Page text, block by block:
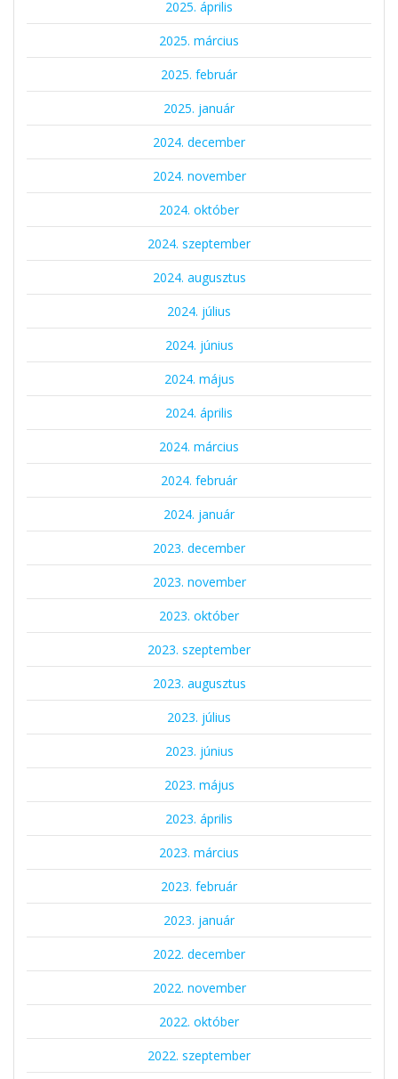
2025. április
2025. március
2025. február
2025. január
2024. december
2024. november
2024. október
2024. szeptember
2024. augusztus
2024. július
2024. június
2024. május
2024. április
2024. március
2024. február
2024. január
2023. december
2023. november
2023. október
2023. szeptember
2023. augusztus
2023. július
2023. június
2023. május
2023. április
2023. március
2023. február
2023. január
2022. december
2022. november
2022. október
2022. szeptember